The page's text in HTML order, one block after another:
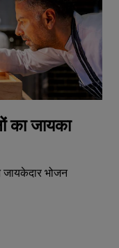
का जायका
जायकेदार भोजन